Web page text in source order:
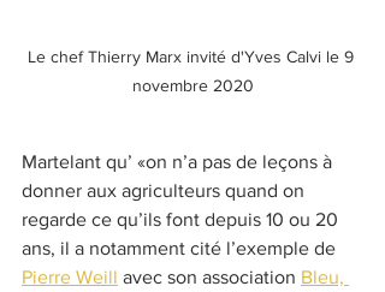
Le chef Thierry Marx invité d'Yves Calvi le 9
novembre 2020
Martelant qu’ «on n’a pas de leçons à
donner aux agriculteurs quand on
regarde ce qu’ils font depuis 10 ou 20
ans, il a notamment cité l’exemple de
Pierre Weill avec son association Bleu,